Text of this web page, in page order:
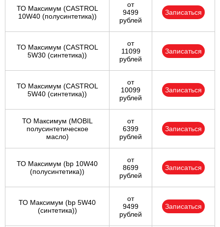
ТО Максимум (CASTROL
10W40 (полусинтетика))
от
9499
рублей
Записаться
ТО Максимум (CASTROL
5W30 (синтетика))
от
11099
рублей
Записаться
ТО Максимум (CASTROL
5W40 (синтетика))
от
10099
рублей
Записаться
ТО Максимум (MOBIL
полуcинтетическое
масло)
от
6399
рублей
Записаться
ТО Максимум (bp 10W40
(полусинтетика))
от
8699
рублей
Записаться
ТО Максимум (bp 5W40
(синтетика))
от
9499
рублей
Записаться